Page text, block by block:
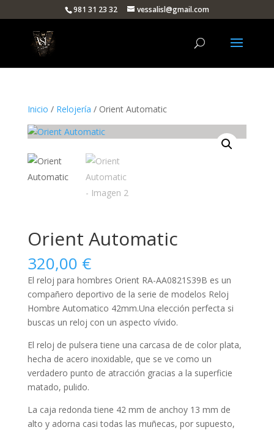
981 31 23 32 vessalisl@gmail.com
Inicio / Relojería / Orient Automatic
Orient Automatic
320,00 €
El reloj para hombres Orient RA-AA0821S39B es un
compañero deportivo de la serie de modelos Reloj
Hombre Automatico 42mm.Una elección perfecta si
buscas un reloj con un aspecto vívido.
El reloj de pulsera tiene una carcasa de de color plata,
hecha de acero inoxidable, que se ve como un
verdadero punto de atracción gracias a la superficie
matado, pulido.
La caja redonda tiene 42 mm de anchoy 13 mm de
alto y adorna casi todas las muñecas, por supuesto,